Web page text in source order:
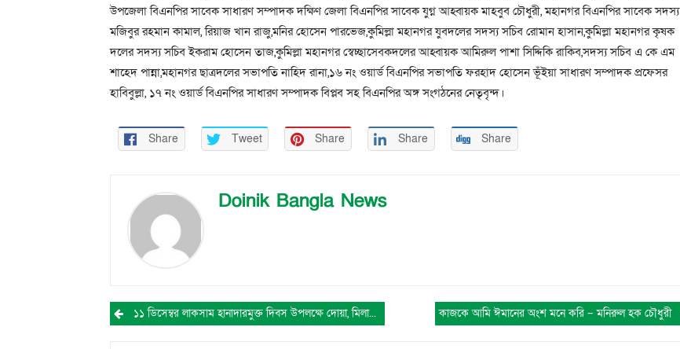
উপজেলা বিএনপির সাবেক সাধারণ সম্পাদক দক্ষিণ জেলা বিএনপির সাবেক যুগ্ন আহ্বায়ক মাহবুব চৌধুরী, মহানগর বিএনপির সাবেক সদস্য
মজিবুর রহমান কামাল, রিয়াজ খান রাজু,মনির হোসেন পারভেজ,কুমিল্লা মহানগর যুবদলের সদস্য সচিব রোমান হাসান,কুমিল্লা মহানগর কৃষক
দলের সদস্য সচিব ইকরাম হোসেন তাজ,কুমিল্লা মহানগর স্বেচ্ছাসেবকদলের আহ্বায়ক আমিরুল পাশা সিদ্দিকি রাকিব,সদস্য সচিব এ কে এম
শাহেদ পান্না,মহানগর ছাত্রদলের সভাপতি নাহিদ রানা,১৬ নং ওয়ার্ড বিএনপির সভাপতি ফরহাদ হোসেন ভূঁইয়া সাধারণ সম্পাদক প্রফেসর
হাবিবুল্লা, ১৭ নং ওয়ার্ড বিএনপির সাধারণ সম্পাদক বিপ্লব সহ বিএনপির অঙ্গ সংগঠনের নেতৃবৃন্দ।
Share Tweet Share Share Share
Doinik Bangla News
Post
১১ ডিসেম্বর লাকসাম হানাদারমুক্ত দিবস উপলক্ষে দোয়া, মিলাদ মাহফিল ও আলোচনা সভা অনুষ্ঠিত। কাজকে আমি ঈমানের অংশ মনে করি – মনিরুল হক চৌধুরী